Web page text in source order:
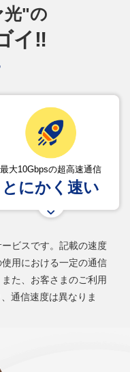
光"の
イ‼
最大10Gbpsの超高速通信
とにかく速い
ビスです。記載の速度
用における一定の通信
た、お客さまのご利用
通信速度は異なりま